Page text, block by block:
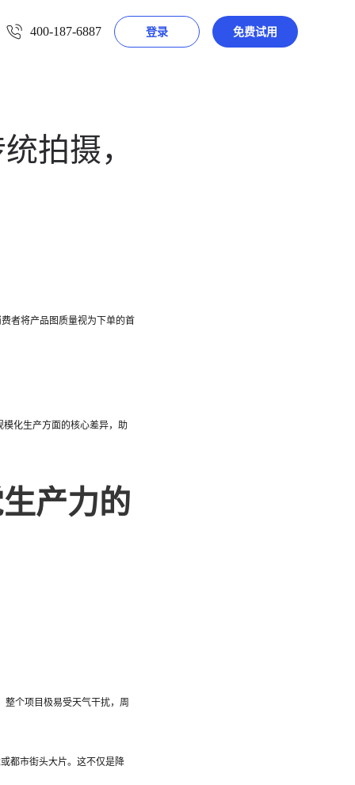
400-187-6887 登录 免费试用
拍摄，
者将产品图质量视为下单的首
化生产方面的核心差异，助
产力的
个项目极易受天气干扰，周
都市街头大片。这不仅是降